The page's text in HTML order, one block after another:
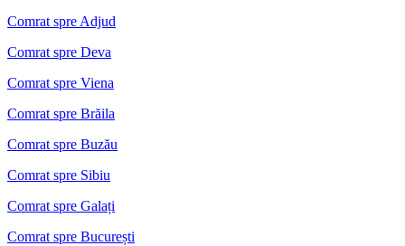
Comrat spre Adjud
Comrat spre Deva
Comrat spre Viena
Comrat spre Brăila
Comrat spre Buzău
Comrat spre Sibiu
Comrat spre Galați
Comrat spre București